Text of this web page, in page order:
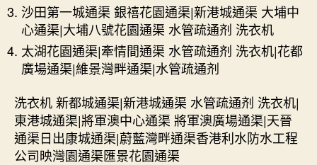
沙田第一城通渠 銀禧花園通渠|新港城通渠 大埔中
心通渠|大埔八號花園通渠 水管疏通剂 洗衣机
太湖花園通渠|牽情間通渠 水管疏通剂 洗衣机|花都
廣場通渠|維景灣畔通渠|水管疏通剂
洗衣机 新都城通渠|新港城通渠 水管疏通剂 洗衣机|
東港城通渠|將軍澳中心通渠 將軍澳廣場通渠|天晉
通渠日出康城通渠|蔚藍灣畔通渠香港利水防水工程
公司映灣園通渠匯景花園通渠